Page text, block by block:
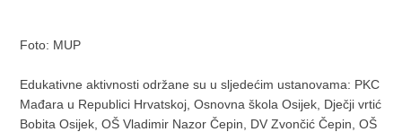
Foto: MUP
Edukativne aktivnosti održane su u sljedećim ustanovama: PKC
Mađara u Republici Hrvatskoj, Osnovna škola Osijek, Dječji vrtić
Bobita Osijek, OŠ Vladimir Nazor Čepin, DV Zvončić Čepin, OŠ